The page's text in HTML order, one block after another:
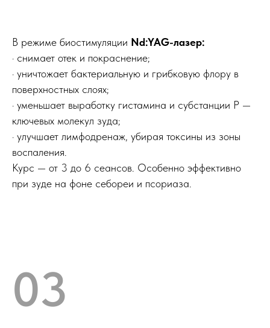
В режиме биостимуляции Nd:YAG-лазер:
· снимает отек и покраснение;
· уничтожает бактериальную и грибковую флору в
поверхностных слоях;
· уменьшает выработку гистамина и субстанции Р —
ключевых молекул зуда;
· улучшает лимфодренаж, убирая токсины из зоны
воспаления.
Курс — от 3 до 6 сеансов. Особенно эффективно
при зуде на фоне себореи и псориаза.
03